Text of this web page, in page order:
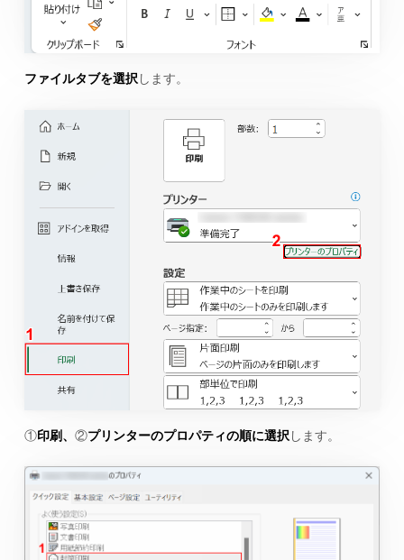
ファイルタブを選択 します。
①印刷、 ②プリンターのプロパティの順に選択 します。